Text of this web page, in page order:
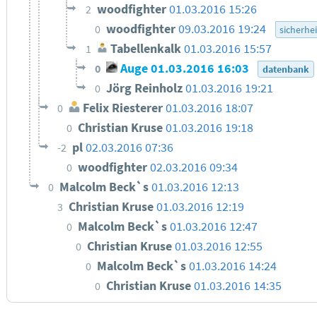
2 woodfighter01.03.2016 15:26
0 woodfighter09.03.2016 19:24
1 Tabellenkalk01.03.2016 15:57
0 Auge 01.03.2016 16:03 datenbank
0 Jörg Reinholz01.03.2016 19:21
0 Felix Riesterer01.03.2016 18:07
0 Christian Kruse01.03.2016 19:18
-2 pl02.03.2016 07:36
0 woodfighter02.03.2016 09:34
0 Malcolm Beck`s01.03.2016 12:13
3 Christian Kruse01.03.2016 12:19
0 Malcolm Beck`s01.03.2016 12:47
0 Christian Kruse01.03.2016 12:55
0 Malcolm Beck`s01.03.2016 14:24
0 Christian Kruse01.03.2016 14:35